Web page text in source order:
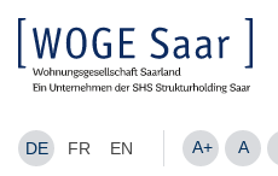
DE FR EN A+ A